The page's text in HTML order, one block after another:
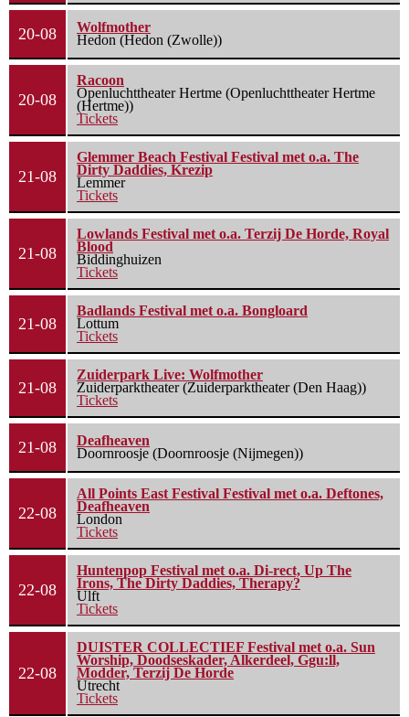
20-08
Wolfmother
Hedon (Hedon (Zwolle))
20-08
Racoon
Openluchttheater Hertme (Openluchttheater Hertme
(Hertme))
Tickets
21-08
Glemmer Beach Festival Festival met o.a. The
Dirty Daddies, Krezip
Lemmer
Tickets
21-08
Lowlands Festival met o.a. Terzij De Horde, Royal
Blood
Biddinghuizen
Tickets
21-08
Badlands Festival met o.a. Bongloard
Lottum
Tickets
21-08
Zuiderpark Live: Wolfmother
Zuiderparktheater (Zuiderparktheater (Den Haag))
Tickets
21-08
Deafheaven
Doornroosje (Doornroosje (Nijmegen))
22-08
All Points East Festival Festival met o.a. Deftones,
Deafheaven
London
Tickets
22-08
Huntenpop Festival met o.a. Di-rect, Up The
Irons, The Dirty Daddies, Therapy?
Ulft
Tickets
22-08
DUISTER COLLECTIEF Festival met o.a. Sun
Worship, Doodseskader, Alkerdeel, Ggu:ll,
Modder, Terzij De Horde
Utrecht
Tickets